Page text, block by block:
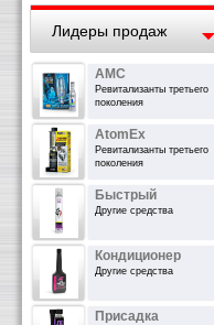
Лидеры продаж
АМС
Ревитализанты третьего
поколения
AtomEx
Ревитализанты третьего
поколения
Быстрый
Другие средства
Кондиционер
Другие средства
Присадка